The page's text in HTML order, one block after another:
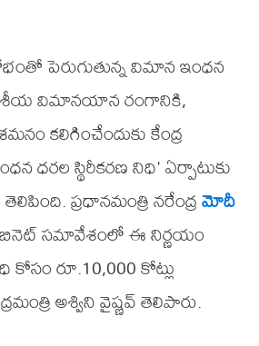
పెరుగుతున్న విమాన ఇంధన
విమానయాన రంగానికి,
కలిగించేందుకు కేంద్ర
ధరల స్థిరీకరణ నిధి' ఏర్పాటుకు
ప్రధానమంత్రి నరేంద్రమోదీ
సమావేశంలో ఈ నిర్ణయం
కోసం రూ.10,000 కోట్లు
అశ్విని వైష్ణవ్ తెలిపారు.